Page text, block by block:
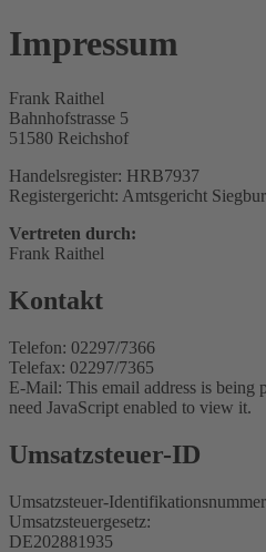
Impressum
Frank Raithel
Bahnhofstrasse 5
51580 Reichshof
Handelsregister: HRB7937
Registergericht: Amtsgericht
Vertreten durch:
Frank Raithel
Kontakt
Telefon: 02297/7366
Telefax: 02297/7365
E-Mail: This email address is being
need JavaScript enabled to view it.
Umsatzsteuer-ID
Umsatzsteuer-
Umsatzsteuergesetz:
DE202881935